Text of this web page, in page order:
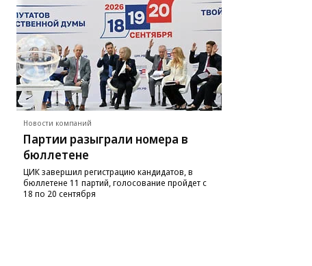
Фото:
Снетков,
Коммерсантъ
Новости компаний
Партии разыграли номера в
бюллетене
ЦИК завершил регистрацию кандидатов, в
бюллетене 11 партий, голосование пройдет с
18 по 20 сентября